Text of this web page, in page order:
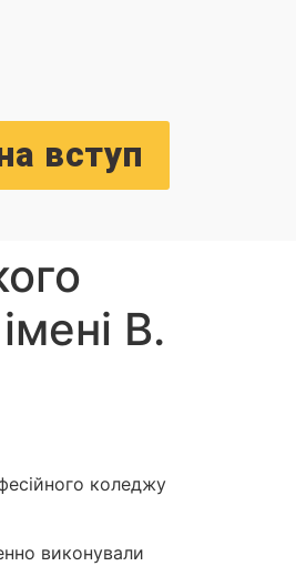
вступ
В.
коледжу
виконували